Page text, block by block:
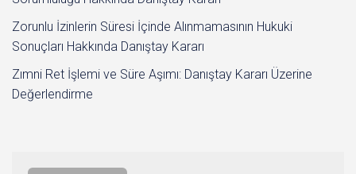
Zorunlu İzinlerin Süresi İçinde Alınmamasının Hukuki
Sonuçları Hakkında Danıştay Kararı
Zımni Ret İşlemi ve Süre Aşımı: Danıştay Kararı Üzerine
Değerlendirme